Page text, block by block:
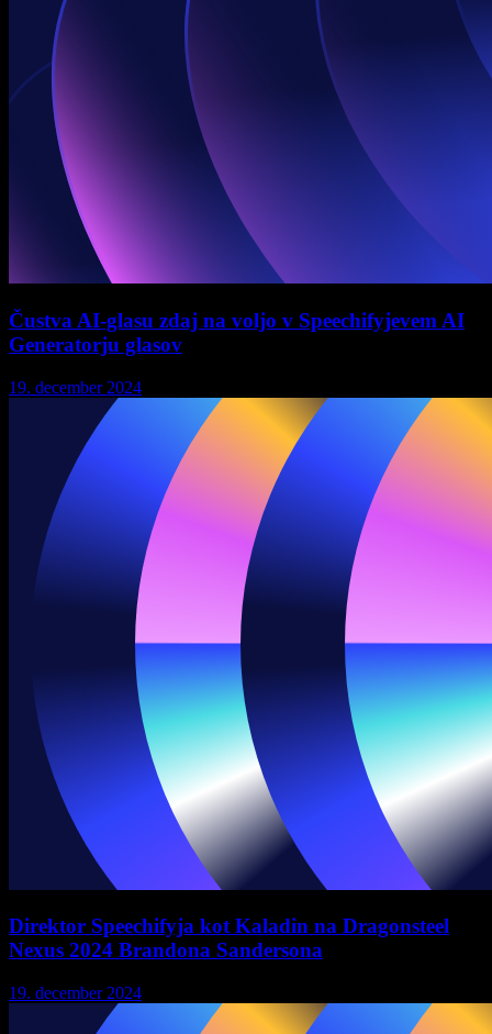
Čustva AI-glasu zdaj na voljo v Speechifyjevem AI
Generatorju glasov
19. december 2024
Direktor Speechifyja kot Kaladin na Dragonsteel
Nexus 2024 Brandona Sandersona
19. december 2024